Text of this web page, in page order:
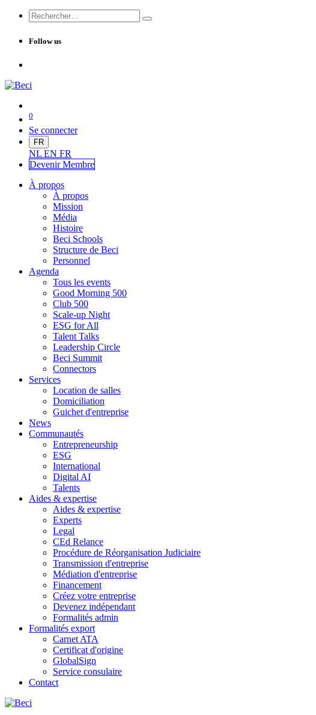
Follow us
0
Se connecter
FR
NL EN FR
Devenir Membre
À propos
À propos
Mission
Média
Histoire
Beci Schools
Structure de Beci
Personnel
Agenda
Tous les events
Good Morning 500
Club 500
Scale-up Night
ESG for All
Talent Talks
Leadership Circle
Beci Summit
Connectors
Services
Location de salles
Domiciliation
Guichet d'entreprise
News
Communautés
Entrepreneurship
ESG
International
Digital AI
Talents
Aides & expertise
Aides & expertise
Experts
Legal
CEd Relance
Procédure de Réorganisation Judiciaire
Transmission d'entreprise
Médiation d'entreprise
Financement
Créez votre entreprise
Devenez indépendant
Formalités admin
Formalités export
Carnet ATA
Certificat d'origine
GlobalSign
Service consulaire
Contact